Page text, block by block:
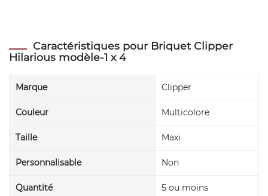
Caractéristiques pour Briquet Clipper
Hilarious modèle-1 x 4
Marque Clipper
Couleur Multicolore
Taille Maxi
Personnalisable Non
Quantité 5 ou moins